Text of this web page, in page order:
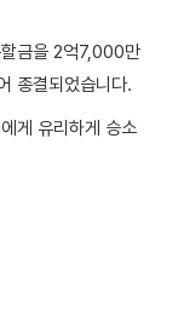
금을 2억7,000만
종결되었습니다.
게 유리하게 승소